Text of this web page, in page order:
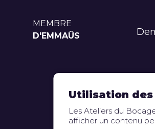
MEMBRE
D'EMMAÜS
Utilisation
Les Ateliers du
afficher un contenu